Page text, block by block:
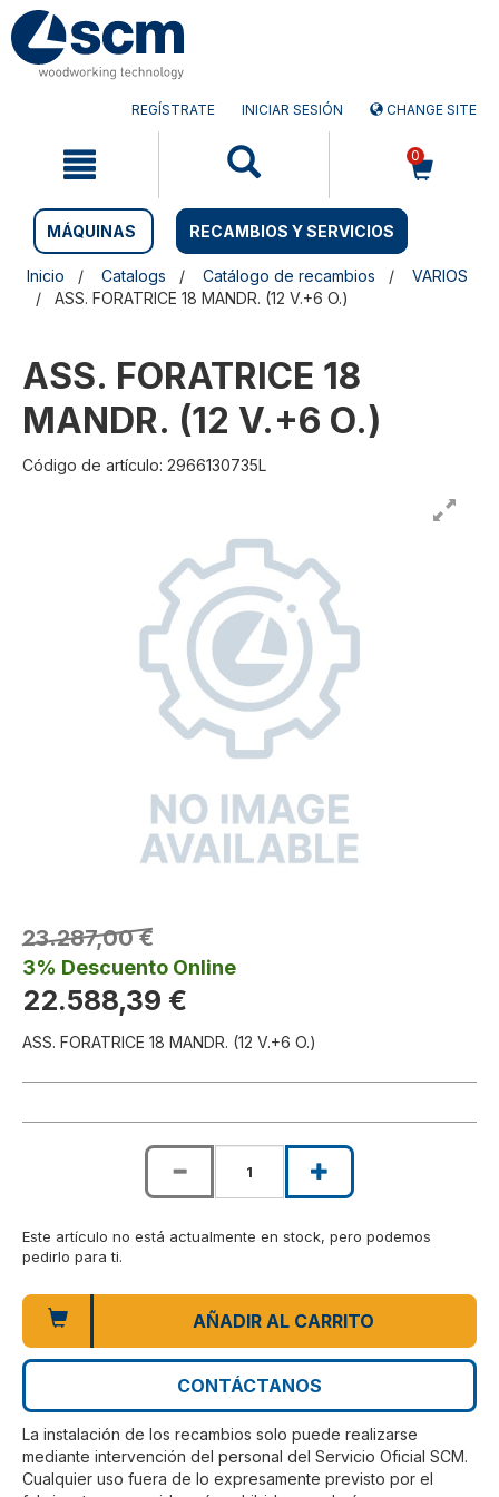
Saltar
contenido
Saltar
menú
REGÍSTRATE INICIAR SESIÓN CHANGE SITE
0
MÁQUINAS RECAMBIOS Y SERVICIOS
Inicio Catalogs Catálogo de recambios
VARIOS
ASS. FORATRICE 18 MANDR. (12 V.+6 O.)
ASS. FORATRICE 18
MANDR. (12 V.+6 O.)
Código de artículo: 2966130735L
23.287,00 €
3% Descuento Online
22.588,39 €
ASS. FORATRICE 18 MANDR. (12 V.+6 O.)
Este artículo no está actualmente en stock, pero podemos
pedirlo para ti.
AÑADIR AL CARRITO
CONTÁCTANOS
La instalación de los recambios solo puede realizarse
mediante intervención del personal del Servicio Oficial SCM.
Cualquier uso fuera de lo expresamente previsto por el